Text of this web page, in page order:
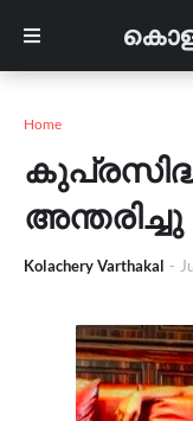
Home
അന്തരിച്ചു
Kolachery Varthakal -